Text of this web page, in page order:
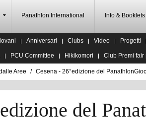
Panathlon International Info & Booklets
Anniversari Clubs Video Progetti
PCU Committee Hikikomori Club Premi fair
Aree Cesena - 26°edizione del
del